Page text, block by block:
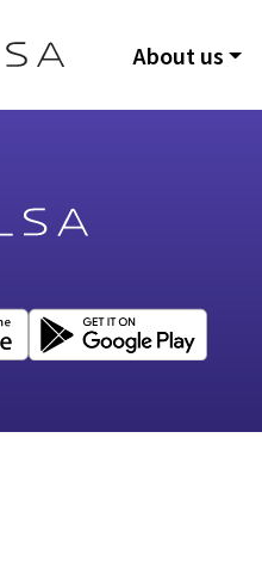
About us